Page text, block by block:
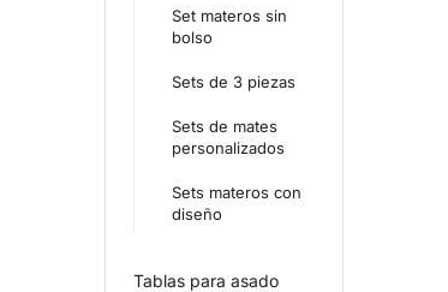
Set materos sin
bolso
Sets de 3 piezas
Sets de mates
personalizados
Sets materos con
diseño
Tablas para asado